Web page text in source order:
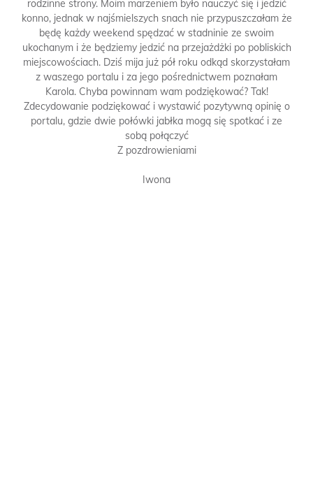
rodzinne strony. Moim marzeniem było nauczyć się i jedzić
konno, jednak w najśmielszych snach nie przypuszczałam że
będę każdy weekend spędzać w stadninie ze swoim
ukochanym i że będziemy jedzić na przejażdżki po pobliskich
miejscowościach. Dziś mija już pół roku odkąd skorzystałam
z waszego portalu i za jego pośrednictwem poznałam
Karola. Chyba powinnam wam podziękować? Tak!
Zdecydowanie podziękować i wystawić pozytywną opinię o
portalu, gdzie dwie połówki jabłka mogą się spotkać i ze
sobą połączyć
Z pozdrowieniami
Iwona